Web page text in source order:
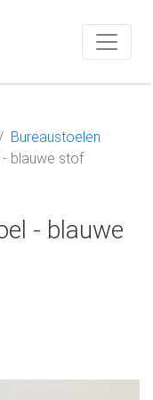
Bureaustoelen
blauwe stof
- blauwe